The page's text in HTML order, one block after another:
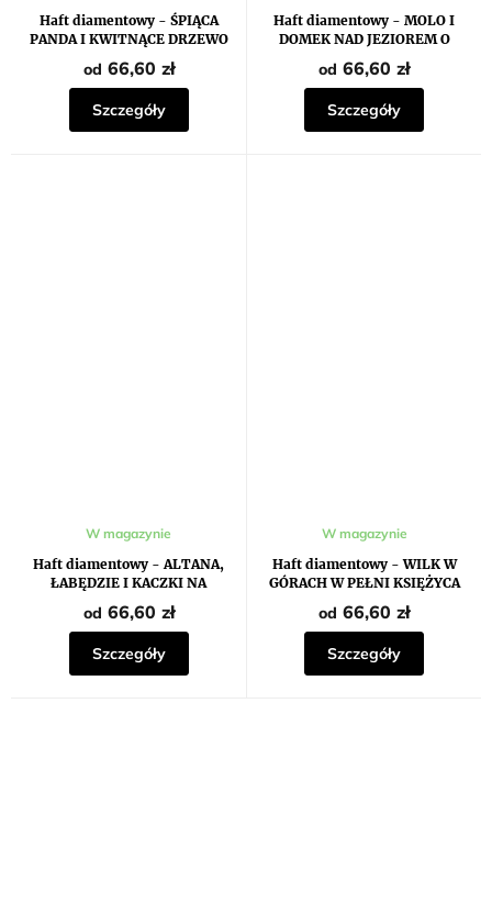
Haft diamentowy - ŚPIĄCA
PANDA I KWITNĄCE DRZEWO
od 66,60 zł
Szczegóły
Haft diamentowy - MOLO I
DOMEK NAD JEZIOREM O
ZACHODZIE SŁOŃCA
od 66,60 zł
Szczegóły
Haft diamentowy - ALTANA,
ŁABĘDZIE I KACZKI NA
JEZIORZE I BRZOZY
W magazynie
od 66,60 zł
Szczegóły
Haft diamentowy - WILK W
GÓRACH W PEŁNI KSIĘŻYCA
W magazynie
od 66,60 zł
Szczegóły